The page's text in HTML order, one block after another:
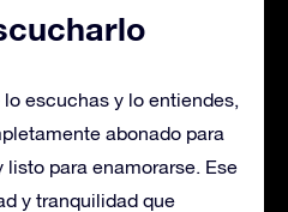
escuchas y lo entiendes,
abonado para
para enamorarse. Ese
y tranquilidad que